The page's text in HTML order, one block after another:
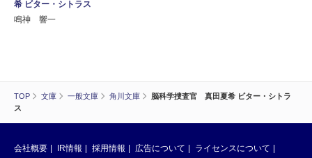
TOP 文庫 一般文庫 角川文庫
脳科学捜査官 真田夏希 ビター・シトラ
ス
希 ビター・シトラス
鳴神 響一
会社概要 IR情報 採用情報 広告について ライセンスについて